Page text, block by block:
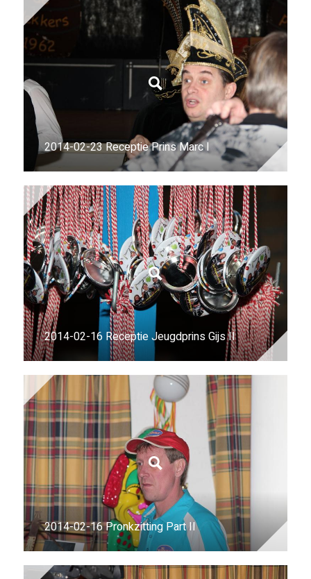
2014-02-23 Receptie Prins Marc I
2014-02-16 Receptie Jeugdprins Gijs II
2014-02-16 Pronkzitting Part II